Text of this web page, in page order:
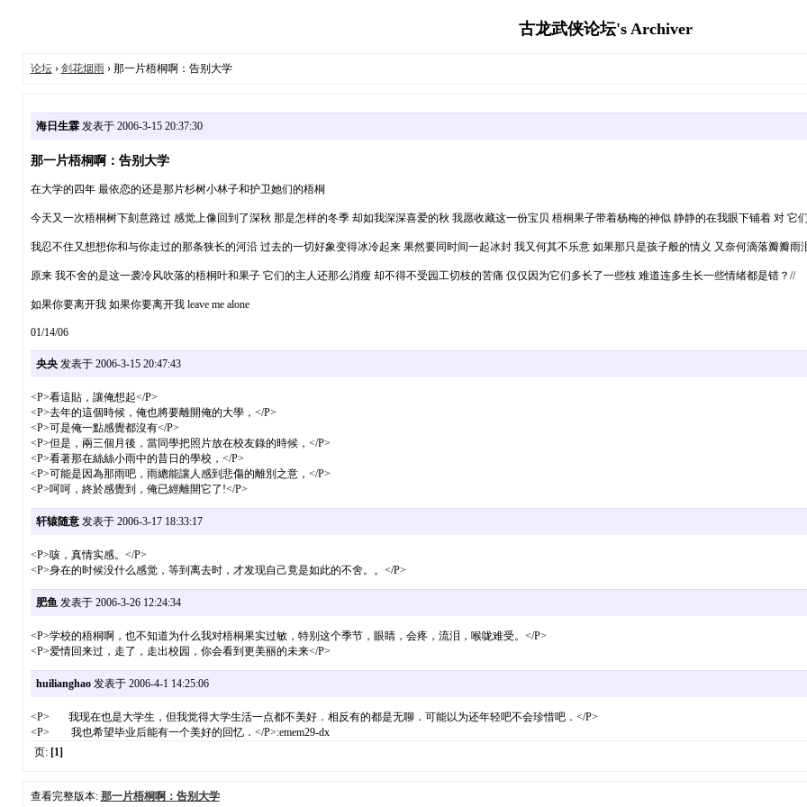
古龙武侠论坛's Archiver
论坛› 剑花烟雨› 那一片梧桐啊：告别大学
海日生霖发表于 2006-3-15 20:37:30
那一片梧桐啊：告别大学
在大学的四年 最依恋的还是那片杉树小林子和护卫她们的梧桐
今天又一次梧桐树下刻意路过 感觉上像回到了深秋 那是怎样的冬季 却如我深深喜爱的秋 我愿收藏这一份宝贝 梧桐果子带着杨梅的神似 静静的在我眼下铺着 对 它
我忍不住又想想你和与你走过的那条狭长的河沿 过去的一切好象变得冰冷起来 果然要同时间一起冰封 我又何其不乐意 如果那只是孩子般的情义 又奈何滴落瓣瓣雨
原来 我不舍的是这一袭冷风吹落的梧桐叶和果子 它们的主人还那么消瘦 却不得不受园工切枝的苦痛 仅仅因为它们多长了一些枝 难道连多生长一些情绪都是错？//
如果你要离开我 如果你要离开我 leave me alone
01/14/06
央央发表于 2006-3-15 20:47:43
<P>看這貼，讓俺想起</P>
<P>去年的這個時候，俺也將要離開俺的大學，</P>
<P>可是俺一點感覺都沒有</P>
<P>但是，兩三個月後，當同學把照片放在校友錄的時候，</P>
<P>看著那在絲絲小雨中的昔日的學校，</P>
<P>可能是因為那雨吧，雨總能讓人感到悲傷的離別之意，</P>
<P>呵呵，終於感覺到，俺已經離開它了!</P>
轩辕随意发表于 2006-3-17 18:33:17
<P>咳，真情实感。</P>
<P>身在的时候没什么感觉，等到离去时，才发现自己竟是如此的不舍。。</P>
肥鱼发表于 2006-3-26 12:24:34
<P>学校的梧桐啊，也不知道为什么我对梧桐果实过敏，特别这个季节，眼睛，会疼，流泪，喉咙难受。</P>
<P>爱情回来过，走了，走出校园，你会看到更美丽的未来</P>
huilianghao发表于 2006-4-1 14:25:06
<P> 我现在也是大学生，但我觉得大学生活一点都不美好．相反有的都是无聊．可能以为还年轻吧不会珍惜吧．</P>
<P> 我也希望毕业后能有一个美好的回忆．</P>:emem29-dx
页: [1]
查看完整版本: 那一片梧桐啊：告别大学